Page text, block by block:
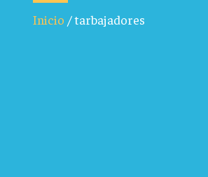
Inicio /tarbajadores